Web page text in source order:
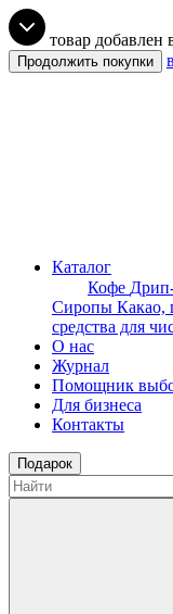
товар добавлен
Продолжить покупки
Каталог
Кофе
Сиропы Какао,
средства для
О нас
Журнал
Помощник
Для бизнеса
Контакты
Подарок